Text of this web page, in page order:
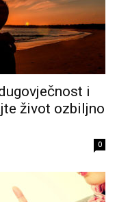
i
život ozbiljno
0